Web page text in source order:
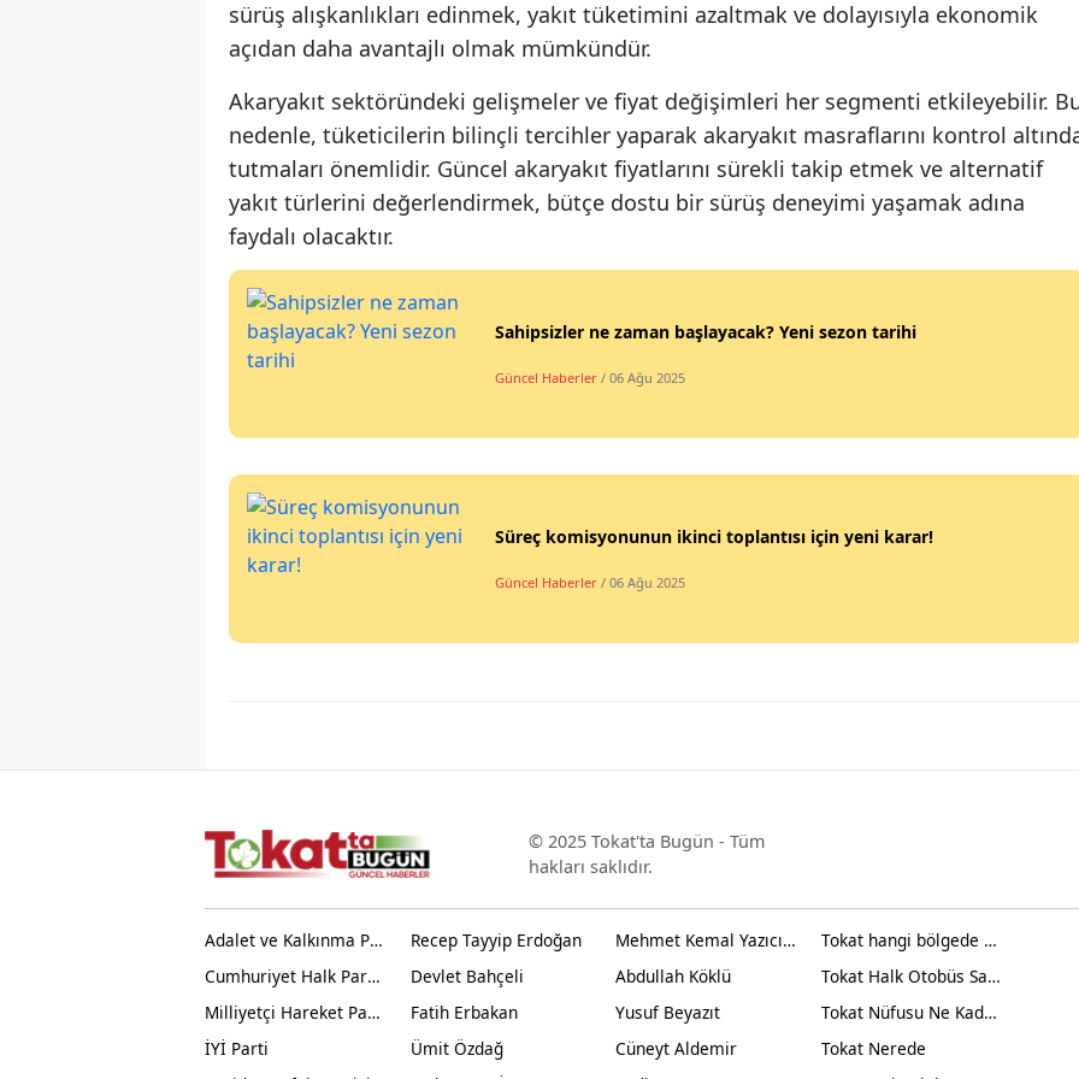
sürüş alışkanlıkları edinmek, yakıt tüketimini azaltmak ve dolayısıyla ekonomik
açıdan daha avantajlı olmak mümkündür.
Akaryakıt sektöründeki gelişmeler ve fiyat değişimleri her segmenti etkileyebilir.
nedenle, tüketicilerin bilinçli tercihler yaparak akaryakıt masraflarını kontrol
tutmaları önemlidir. Güncel akaryakıt fiyatlarını sürekli takip etmek ve alternatif
yakıt türlerini değerlendirmek, bütçe dostu bir sürüş deneyimi yaşamak adına
faydalı olacaktır.
Sahipsizler ne zaman başlayacak? Yeni sezon tarihi
Güncel Haberler / 06 Ağu 2025
Süreç komisyonunun ikinci toplantısı için yeni karar!
Güncel Haberler / 06 Ağu 2025
© 2025 Tokat'ta Bugün - Tüm
hakları saklıdır.
Adalet ve Kalkınma Partisi
Cumhuriyet Halk Partisi
Milliyetçi Hareket Partisi
İYİ Parti
Recep Tayyip Erdoğan
Devlet Bahçeli
Fatih Erbakan
Ümit Özdağ
Mehmet Kemal Yazıcıoğlu
Abdullah Köklü
Yusuf Beyazıt
Cüneyt Aldemir
Tokat hangi bölgede yer alır?
Tokat Halk Otobüs Saatleri
Tokat Nüfusu Ne Kadar 2024
Tokat Nerede